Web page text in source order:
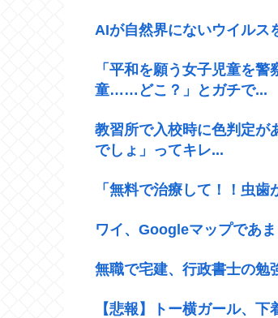
AIが自然界にないウイルス
「平和を願う女子児童を
童……どこ？」とガチで...
教習所で入校時に色判定が
でしょ」ってキレ...
「無料で治療して！！虫
ワイ、Googleマップであ
無職で宅建、行政書士の勉
【悲報】トー横ガール、